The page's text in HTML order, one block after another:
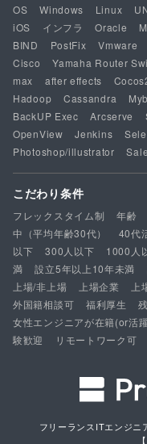
OS
Windows Linux
iOS
インフラ Oracle
BIND
PostFix Vmware
Cisco
Yamaha Router
max
after effects
Hadoop
Cassandra
BackUP Exec
Arcserve
OpenView
Jenkins
Photoshop/illustrator
こだわり条件
フレックスタイム制 年齢
中（平均年齢30代）
40代
以下
300人以下 1000人
満
設立5年以上10年未満
上場/非上場
上場企業 上
外国籍相談可
福利厚生
女性エンジニアが在籍(or活
験歓迎
リモートワーク可
フリーランスITエンジニ